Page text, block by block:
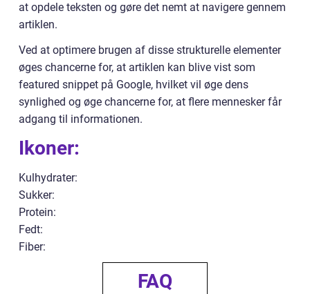
at opdele teksten og gøre det nemt at navigere gennem
artiklen.
Ved at optimere brugen af disse strukturelle elementer
øges chancerne for, at artiklen kan blive vist som
featured snippet på Google, hvilket vil øge dens
synlighed og øge chancerne for, at flere mennesker får
adgang til informationen.
Ikoner:
Kulhydrater:
Sukker:
Protein:
Fedt:
Fiber:
FAQ